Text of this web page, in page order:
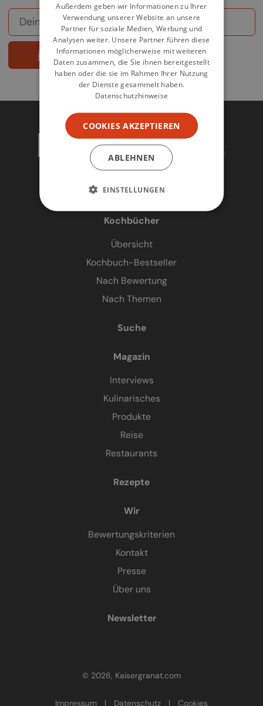
jetzt abonnieren
Kochbücher
Übersicht
Kochbuch-Bestseller
Nach Bewertung
Nach Themen
Suche
Magazin
Interviews
Kulinarisches
Produkte
Reise
Restaurants
Rezepte
Wir
Bewertungskriterien
Kontakt
Presse
Über uns
Newsletter
© 2026, Kaisergranat.com
Impressum | Datenschutz | Cookies
Außerdem geben wir Informationen zu Ihrer
Verwendung unserer Website an unsere
Partner für soziale Medien, Werbung und
Analysen weiter. Unsere Partner führen diese
Informationen möglicherweise mit weiteren
Daten zusammen, die Sie ihnen bereitgestellt
haben oder die sie im Rahmen Ihrer Nutzung
der Dienste gesammelt haben.
Datenschutzhinweise
COOKIES AKZEPTIEREN
ABLEHNEN
EINSTELLUNGEN